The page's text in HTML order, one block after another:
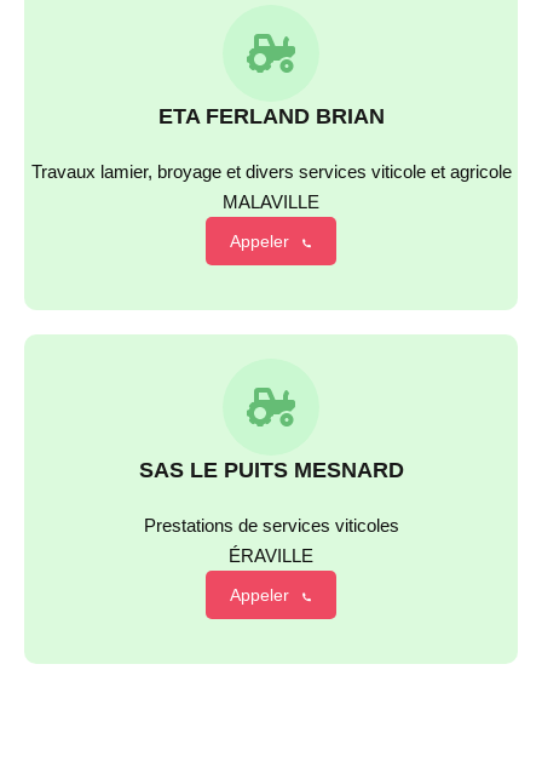
ETA FERLAND BRIAN
Travaux lamier, broyage et divers services viticole et agricole
MALAVILLE
Appeler
SAS LE PUITS MESNARD
Prestations de services viticoles
ÉRAVILLE
Appeler